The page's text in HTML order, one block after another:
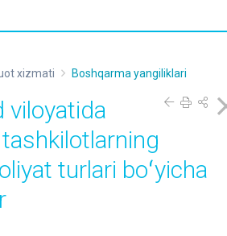
xizmati Boshqarma yangiliklari
viloyatida
turlari boʻyicha